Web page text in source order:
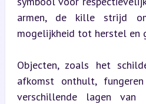
armen, de kille strijd
mogelijkheid tot herstel en
Objecten, zoals het
afkomst onthult,
verschillende lagen van